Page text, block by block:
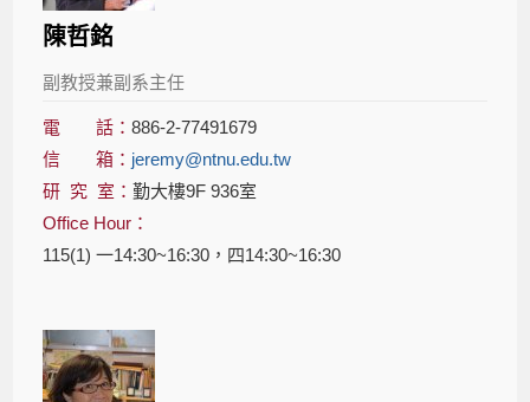
陳哲銘
副教授兼副系主任
電 話：886-2-77491679
信 箱： jeremy@ntnu.edu.tw
研 究 室：勤大樓9F 936室
Office Hour：
115(1) 一14:30~16:30，四14:30~16:30